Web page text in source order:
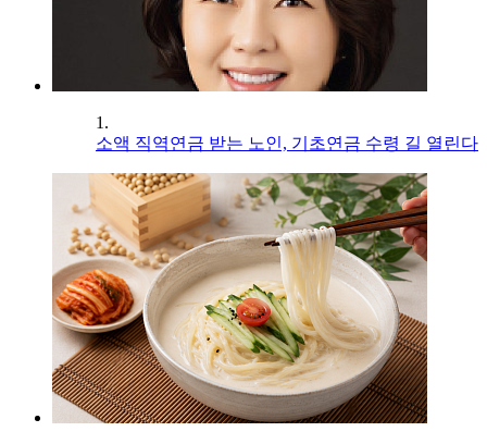
1.
소액 직역연금 받는 노인, 기초연금 수령 길 열린다